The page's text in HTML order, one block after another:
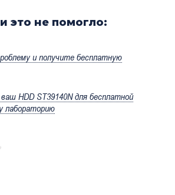
это не помогло:
и получите бесплатную
HDD ST39140N для бесплатной
лабораторию